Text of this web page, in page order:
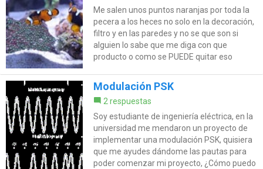
Me salen unos puntos naranjas por toda la
pecera a los heces no solo en la decoración,
filtro y en las paredes y no se que son si
alguien lo sabe que me diga con que
producto o como se PUEDE quitar eso
Modulación PSK
2 respuestas
Soy estudiante de ingeniería eléctrica, en la
universidad me mendaron un proyecto de
implementar una modulación PSK, quisiera
que me ayudes dándome las pautas para
poder comenzar mi proyecto, ¿Cómo puedo